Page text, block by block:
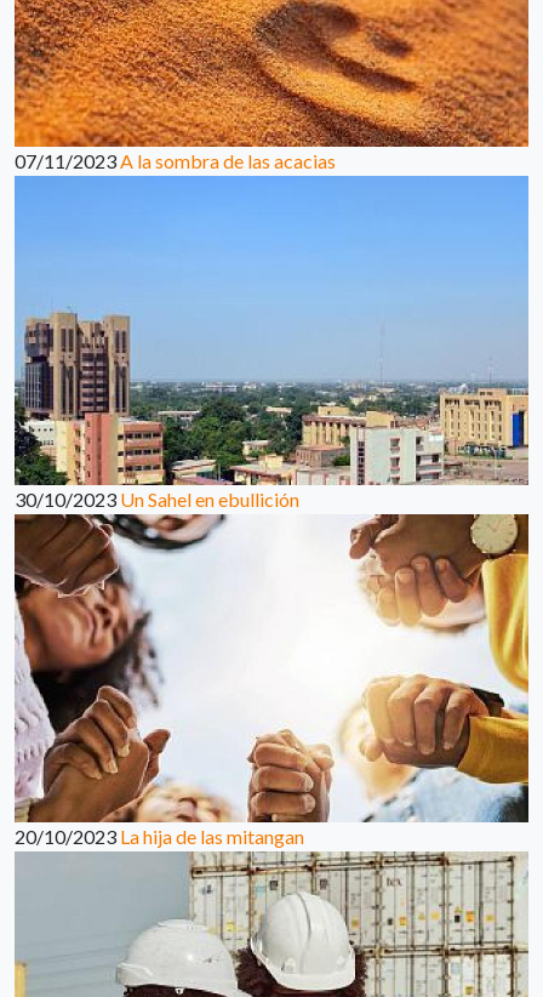
07/11/2023A la sombra de las acacias
30/10/2023 Un Sahel en ebullición
20/10/2023 La hija de las mitangan